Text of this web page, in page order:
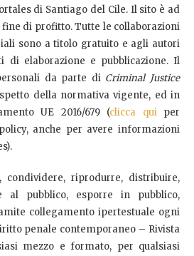
di Santiago del Cile. Il sito è ad
fine di profitto. Tutte le collaborazioni
sono a titolo gratuito e agli autori
di elaborazione e pubblicazione. Il
da parte di Criminal Justice
della normativa vigente, ed in
UE 2016/679 (clicca quiper
anche per avere informazioni
riprodurre, distribuire,
al pubblico, esporre in pubblico,
collegamento ipertestuale ogni
penale contemporaneo – Rivista
mezzo e formato, per qualsiasi